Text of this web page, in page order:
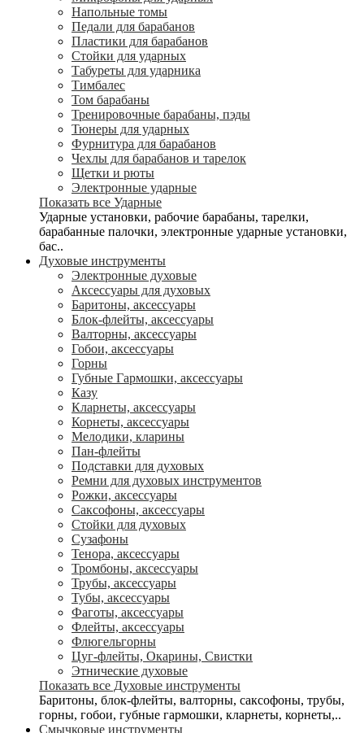
Напольные томы
Педали для барабанов
Пластики для барабанов
Стойки для ударных
Табуреты для ударника
Тимбалес
Том барабаны
Тренировочные барабаны, пэды
Тюнеры для ударных
Фурнитура для барабанов
Чехлы для барабанов и тарелок
Щетки и рюты
Электронные ударные
Показать все Ударные
Ударные установки, рабочие барабаны, тарелки,
барабанные палочки, электронные ударные установки,
бас..
Духовые инструменты
Электронные духовые
Аксессуары для духовых
Баритоны, аксессуары
Блок-флейты, аксессуары
Валторны, аксессуары
Гобои, аксессуары
Горны
Губные Гармошки, аксессуары
Казу
Кларнеты, аксессуары
Корнеты, аксессуары
Мелодики, кларины
Пан-флейты
Подставки для духовых
Ремни для духовых инструментов
Рожки, аксессуары
Саксофоны, аксессуары
Стойки для духовых
Сузафоны
Тенора, аксессуары
Тромбоны, аксессуары
Трубы, аксессуары
Тубы, аксессуары
Фаготы, аксессуары
Флейты, аксессуары
Флюгельгорны
Цуг-флейты, Окарины, Свистки
Этнические духовые
Показать все Духовые инструменты
Баритоны, блок-флейты, валторны, саксофоны, трубы,
горны, гобои, губные гармошки, кларнеты, корнеты,..
Смычковые инструменты